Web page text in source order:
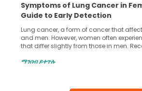
Symptoms of Lung Cancer in
Guide to Early Detection
Lung cancer, a form of cancer that
and men. However, women often
that differ slightly from those in men.
in detecting the disease early, which
ማንበብ ይቀጥሉ